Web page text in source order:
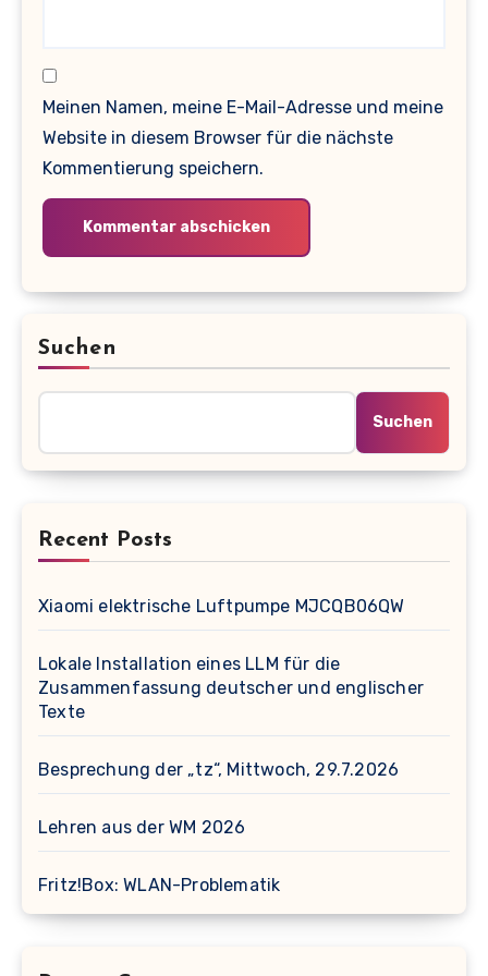
Meinen Namen, meine E-Mail-Adresse und meine
Website in diesem Browser für die nächste
Kommentierung speichern.
Suchen
Suchen
Recent Posts
Xiaomi elektrische Luftpumpe MJCQB06QW
Lokale Installation eines LLM für die
Zusammenfassung deutscher und englischer
Texte
Besprechung der „tz“, Mittwoch, 29.7.2026
Lehren aus der WM 2026
Fritz!Box: WLAN-Problematik